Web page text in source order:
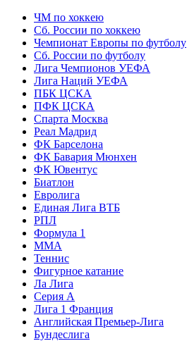
ЧМ по хоккею
Сб. России по хоккею
Чемпионат Европы по футболу
Сб. России по футболу
Лига Чемпионов УЕФА
Лига Наций УЕФА
ПБК ЦСКА
ПФК ЦСКА
Спарта Москва
Реал Мадрид
ФК Барселона
ФК Бавария Мюнхен
ФК Ювентус
Биатлон
Евролига
Единая Лига ВТБ
РПЛ
Формула 1
MMA
Теннис
Фигурное катание
Ла Лига
Серия А
Лига 1 Франция
Английская Премьер-Лига
Бундеслига